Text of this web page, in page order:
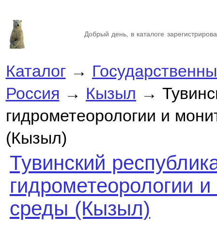
Добрый день, в каталоге
Каталог→
Россия → Кызыл →
гидрометеорологии и
(Кызыл)
Тувинский
гидрометеорологии
среды (Кызыл)